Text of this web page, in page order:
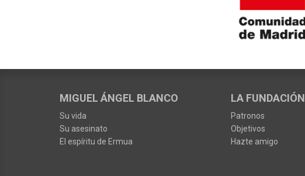
MIGUEL ÁNGEL BLANCO
Su vida
Su asesinato
El espíritu de Ermua
LA FUNDACIÓN
Patronos
Objetivos
Hazte amigo